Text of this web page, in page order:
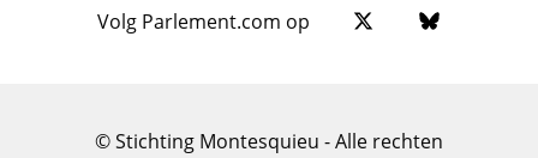
Volg Parlement.com op
© Stichting Montesquieu - Alle rechten